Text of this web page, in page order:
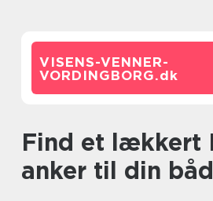
VISENS-VENNER-
VORDINGBORG.dk
Find et lækkert Rocna
anker til din båd